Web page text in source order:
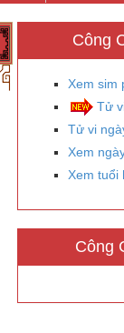
Công
Xem sim
Tử
Tử vi
Xem
Xem tuổi
Công